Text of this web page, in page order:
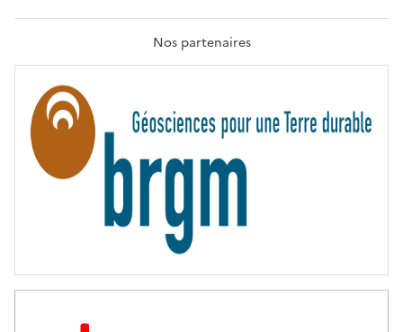
A
T
R
T
É
Nos partenaires